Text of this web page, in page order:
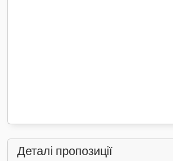
Деталі пропозиції